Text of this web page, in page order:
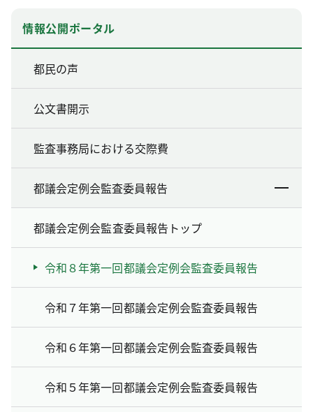
情報公開ポータル
都民の声
公文書開示
監査事務局における交際費
都議会定例会監査委員報告
都議会定例会監査委員報告トップ
令和８年第一回都議会定例会監査委員報告
令和７年第一回都議会定例会監査委員報告
令和６年第一回都議会定例会監査委員報告
令和５年第一回都議会定例会監査委員報告